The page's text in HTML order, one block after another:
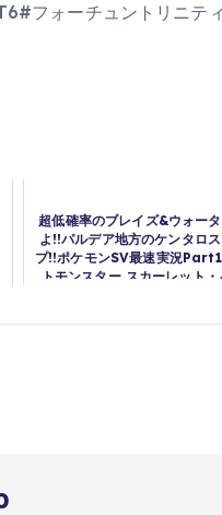
フォーチュントリニテ
超低確率のブレイズ&ウォー
よ!!パルデア地方のケンタロ
プ!!ポケモンSV最速実況
トモンスター スカーレット